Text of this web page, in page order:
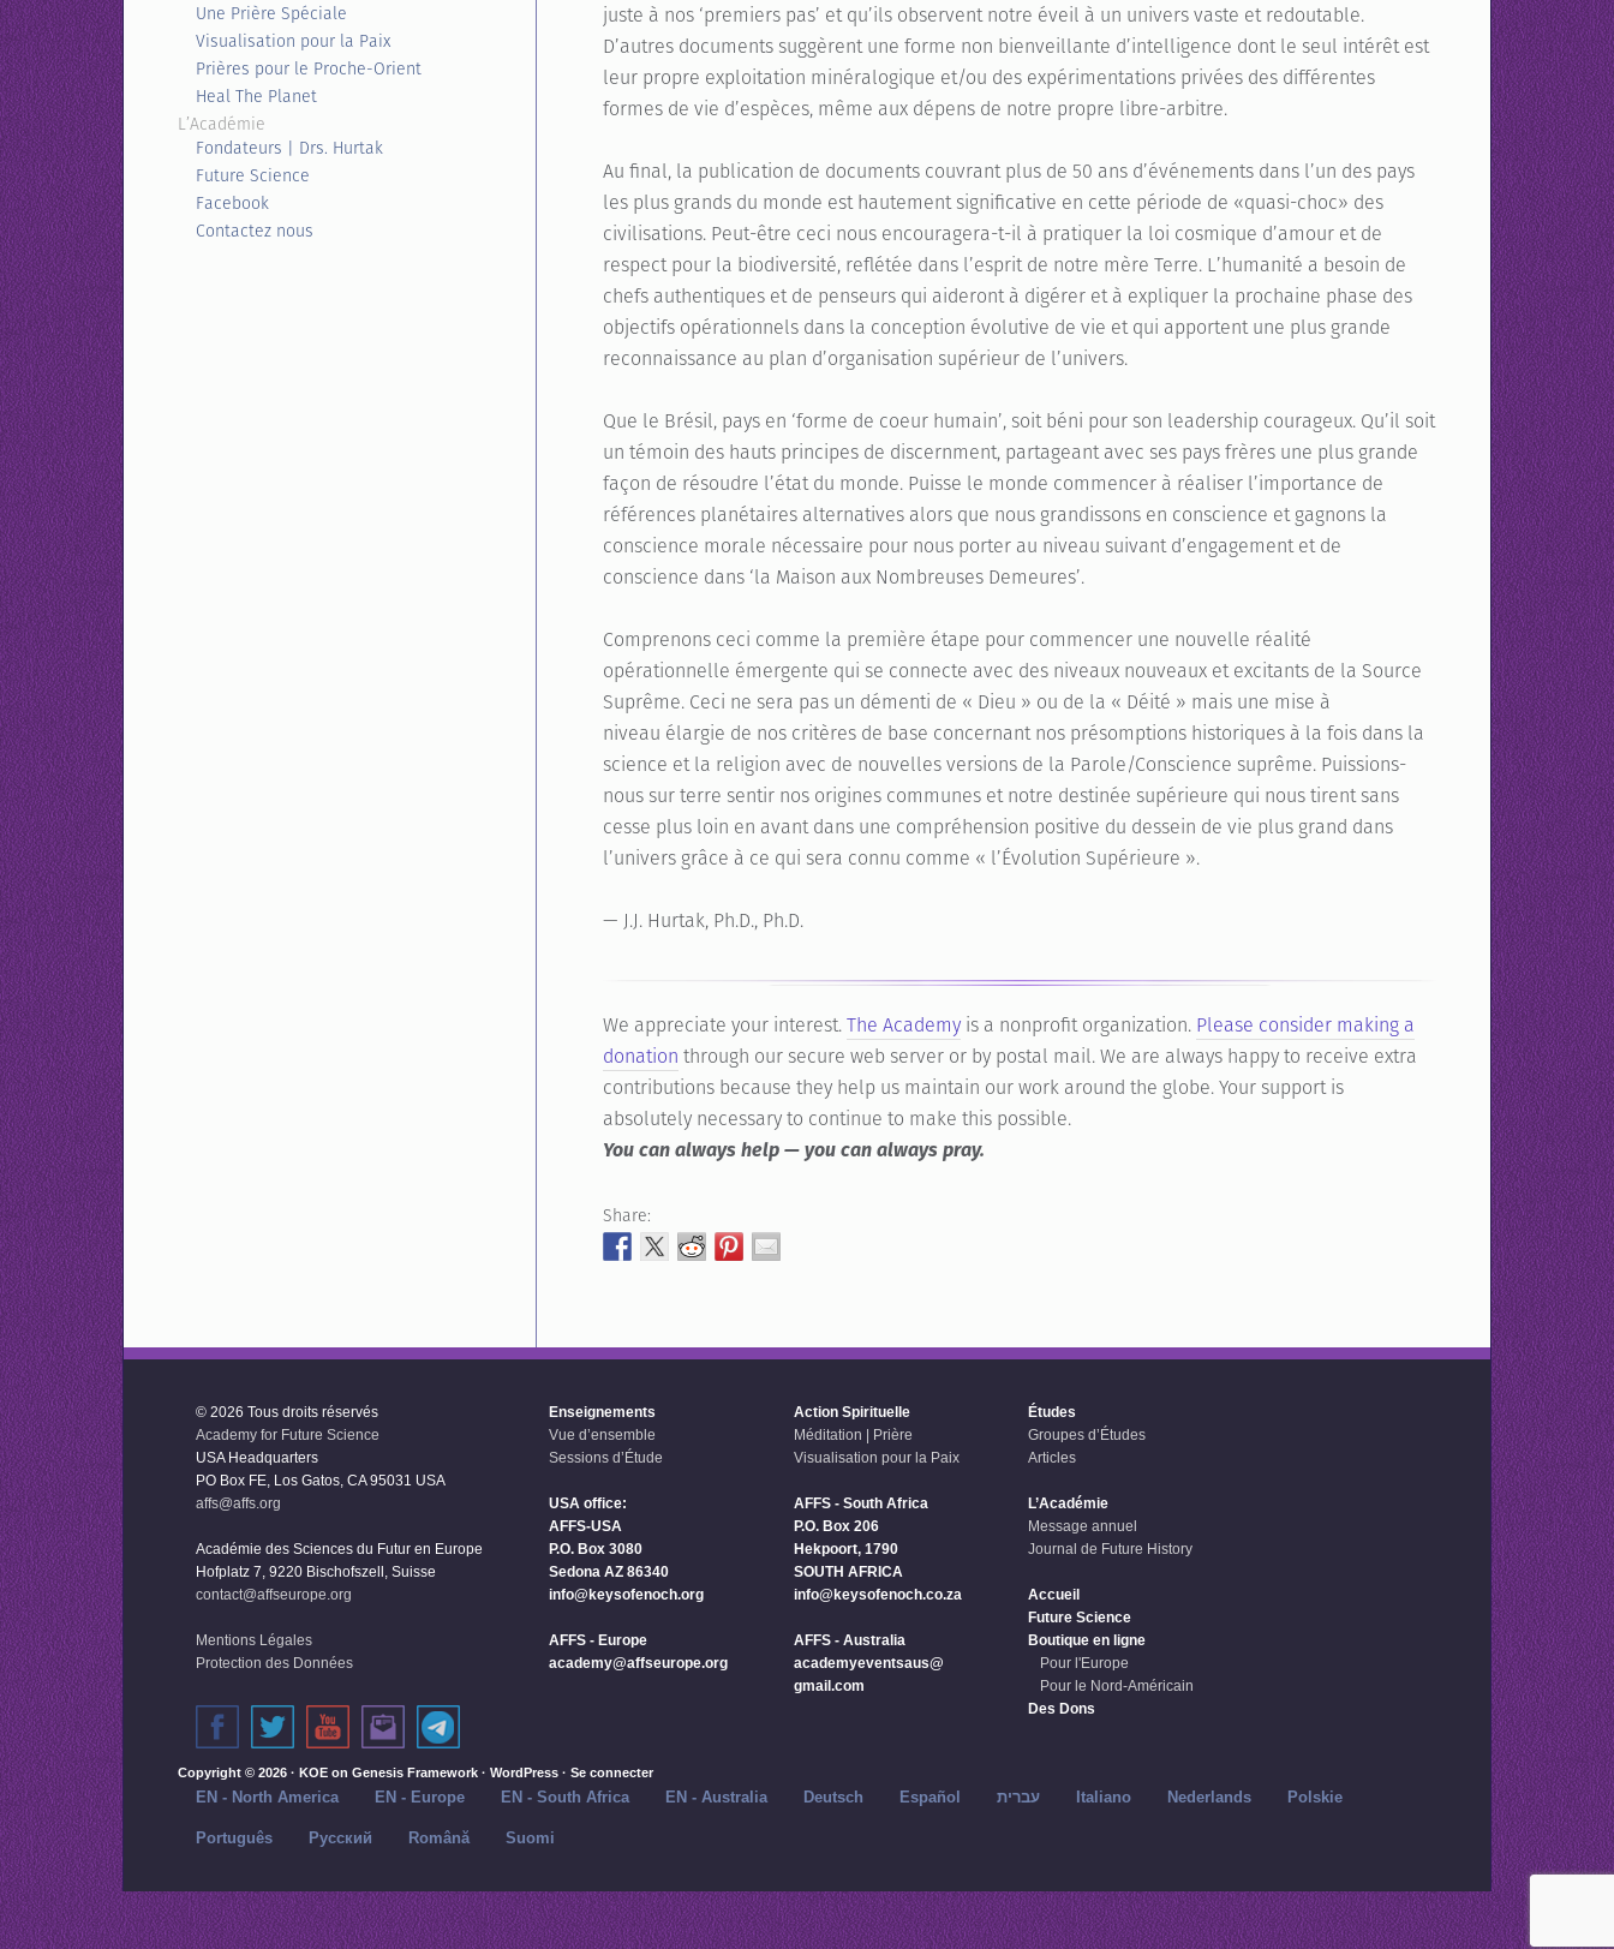
juste à nos ‘premiers pas’ et qu’ils observent notre éveil à un univers vaste et redoutable.
D’autres documents suggèrent une forme non bienveillante d’intelligence dont le seul intérêt est
leur propre exploitation minéralogique et/ou des expérimentations privées des différentes
formes de vie d’espèces, même aux dépens de notre propre libre-arbitre.
Au final, la publication de documents couvrant plus de 50 ans d’événements dans l’un des pays
les plus grands du monde est hautement significative en cette période de «quasi-choc» des
civilisations. Peut-être ceci nous encouragera-t-il à pratiquer la loi cosmique d’amour et de
respect pour la biodiversité, reflétée dans l’esprit de notre mère Terre. L’humanité a besoin de
chefs authentiques et de penseurs qui aideront à digérer et à expliquer la prochaine phase des
objectifs opérationnels dans la conception évolutive de vie et qui apportent une plus grande
reconnaissance au plan d’organisation supérieur de l’univers.
Que le Brésil, pays en ‘forme de coeur humain’, soit béni pour son leadership courageux. Qu’il soit
un témoin des hauts principes de discernment, partageant avec ses pays frères une plus grande
façon de résoudre l’état du monde. Puisse le monde commencer à réaliser l’importance de
références planétaires alternatives alors que nous grandissons en conscience et gagnons la
conscience morale nécessaire pour nous porter au niveau suivant d’engagement et de
conscience dans ‘la Maison aux Nombreuses Demeures’.
Comprenons ceci comme la première étape pour commencer une nouvelle réalité
opérationnelle émergente qui se connecte avec des niveaux nouveaux et excitants de la Source
Suprême. Ceci ne sera pas un démenti de « Dieu » ou de la « Déité » mais une mise à
niveau élargie de nos critères de base concernant nos présomptions historiques à la fois dans la
science et la religion avec de nouvelles versions de la Parole/Conscience suprême. Puissions-
nous sur terre sentir nos origines communes et notre destinée supérieure qui nous tirent sans
cesse plus loin en avant dans une compréhension positive du dessein de vie plus grand dans
l’univers grâce à ce qui sera connu comme « l’Évolution Supérieure ».
— J.J. Hurtak, Ph.D., Ph.D.
We appreciate your interest.The Academy is a nonprofit organization. Please consider making a
donation through our secure web server or by postal mail. We are always happy to receive extra
contributions because they help us maintain our work around the globe. Your support is
absolutely necessary to continue to make this possible.
You can always help — you can always pray.
Share:
Une Prière Spéciale
Visualisation pour la Paix
Prières pour le Proche-Orient
Heal The Planet
L’Académie
Fondateurs | Drs. Hurtak
Future Science
Facebook
Contactez nous
© 2026 Tous droits réservés
Academy for Future Science
USA Headquarters
PO Box FE, Los Gatos, CA 95031 USA
affs@affs.org
Académie des Sciences du Futur en Europe
Hofplatz 7, 9220 Bischofszell, Suisse
contact@affseurope.org
Mentions Légales
Protection des Données
Enseignements
Vue d’ensemble
Sessions d’Étude
USA office:
AFFS-USA
P.O. Box 3080
Sedona AZ 86340
info@keysofenoch.org
AFFS - Europe
academy@affseurope.org
Action Spirituelle
Méditation | Prière
Visualisation pour la Paix
AFFS - South Africa
P.O. Box 206
Hekpoort, 1790
SOUTH AFRICA
info@keysofenoch.co.za
AFFS - Australia
academyeventsaus@
gmail.com
Études
Groupes d’Études
Articles
L’Académie
Message annuel
Journal de Future History
Accueil
Future Science
Boutique en ligne
Pour l'Europe
Pour le Nord-Américain
Des Dons
Copyright © 2026 · KOE on Genesis Framework · WordPress · Se connecter
EN - North America EN - Europe EN - South Africa EN - Australia Deutsch Español עברית Italiano Nederlands Polskie
Português Русский‬ Română Suomi